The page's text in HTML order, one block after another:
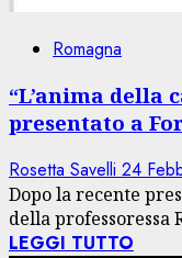
Romagna
“L’anima della
presentato a
Rosetta Savelli 24
Dopo la recente
della professoressa
LEGGI TUTTO